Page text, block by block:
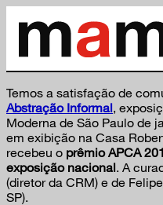
Temos a satisfação de
Abstração Informal ,
Moderna de São Paulo de
em exibição na Casa
recebeu o prêmio APCA
exposição nacional . A
(diretor da CRM) e de
SP).